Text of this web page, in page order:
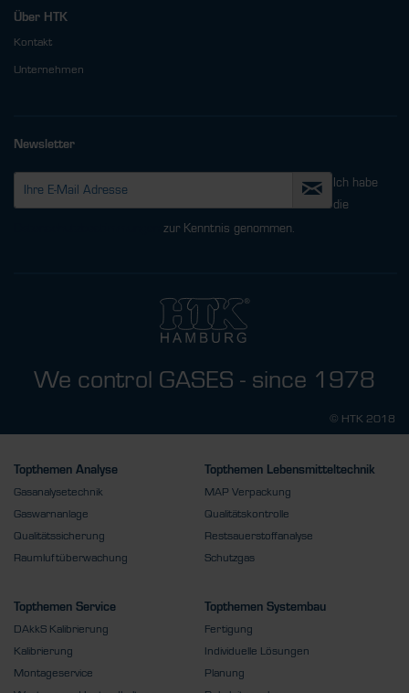
Über HTK
Kontakt
Unternehmen
Newsletter
Ich habe
die
zur Kenntnis genommen.
We control GASES - since 1978
© HTK 2018
Topthemen Analyse
Gasanalysetechnik
Gaswarnanlage
Qualitätssicherung
Raumluftüberwachung
Topthemen Lebensmitteltechnik
MAP Verpackung
Qualitätskontrolle
Restsauerstoffanalyse
Schutzgas
Topthemen Service
DAkkS Kalibrierung
Kalibrierung
Montageservice
Topthemen Systembau
Fertigung
Individuelle Lösungen
Planung